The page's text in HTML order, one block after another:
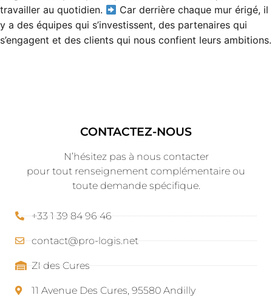
travailler au quotidien.
Car derrière chaque mur érigé, il
y a des équipes qui s’investissent, des partenaires qui
s’engagent et des clients qui nous confient leurs ambitions.
CONTACTEZ-NOUS
N’hésitez pas à nous contacter
pour tout renseignement complémentaire ou
toute demande spécifique.
+33 1 39 84 96 46
contact@pro-logis.net
ZI des Cures
11 Avenue Des Cures, 95580 Andilly